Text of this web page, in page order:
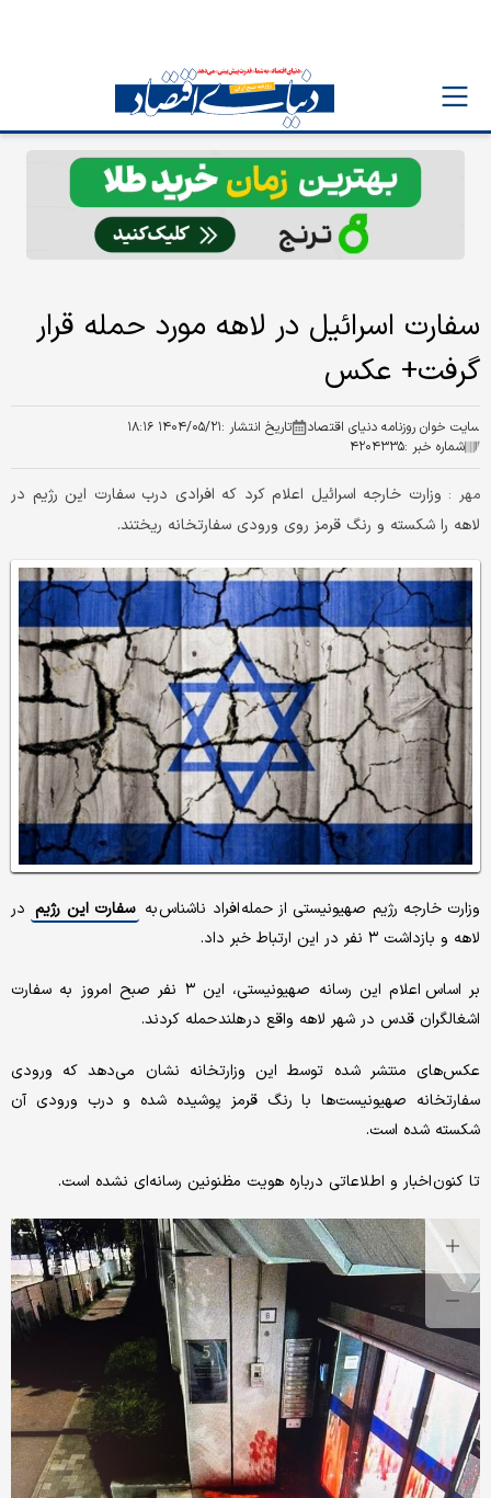
سفارت اسرائیل در لاهه مورد حمله قرار
گرفت+ عکس
سایت خوان روزنامه دنیای اقتصاد تاریخ انتشار :۱۴۰۴/۰۵/۲۱ ۱۸:۱۶
شماره خبر :۴۲۰۴۳۳۵
مهر : وزارت خارجه اسرائیل اعلام کرد که افرادی درب سفارت این رژیم در
لاهه را شکسته و رنگ قرمز روی ورودی سفارتخانه ریختند.
وزارت خارجه رژیم صهیونیستی از حمله افراد ناشناس به سفارت این رژیم در
لاهه و بازداشت ۳ نفر در این ارتباط خبر داد.
بر اساس اعلام این رسانه صهیونیستی، این ۳ نفر صبح امروز به سفارت
اشغالگران قدس در شهر لاهه واقع در هلند حمله کردند.
عکس‌های منتشر شده توسط این وزارتخانه نشان می‌دهد که ورودی
سفارتخانه صهیونیست‌ها با رنگ قرمز پوشیده شده و درب ورودی آن
شکسته شده است.
تا کنون اخبار و اطلاعاتی درباره هویت مظنونین رسانه‌ای نشده است.